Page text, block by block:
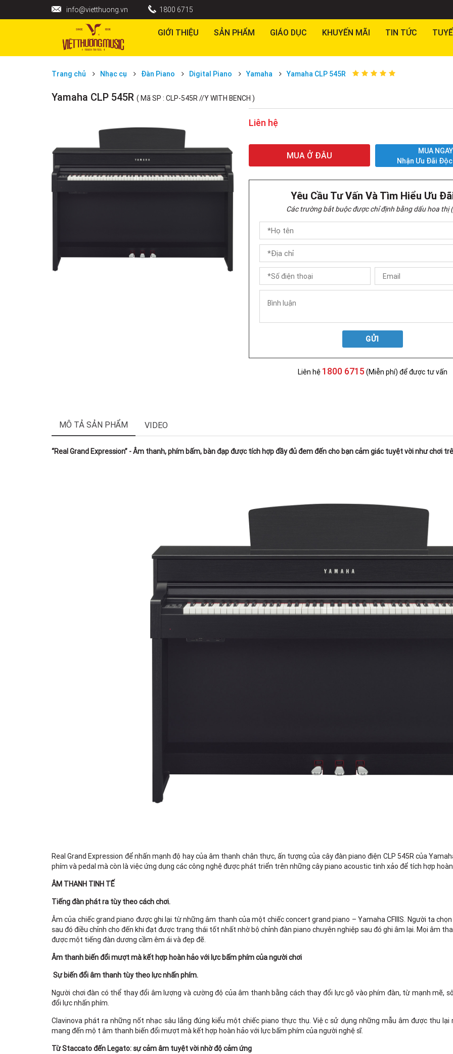
info@vietthuong.vn 1800 6715
GIỚI THIỆU SẢN PHẨM GIÁO DỤC KHUYẾN MÃI TIN TỨC
Trang chủ Nhạc cụ Đàn Piano Digital Piano Yamaha Yamaha CLP 545R
Yamaha CLP 545R ( Mã SP : CLP-545R //Y WITH BENCH )
Liên hệ
MUA Ở ĐÂU
MUA NGAY
Nhận Ưu Đãi Độc
Yêu Cầu Tư Vấn Và Tìm Hiểu Ưu
Các trường bắt buộc được chỉ định bằng dấu hoa thị
GỬI
Liên hệ 1800 6715 (Miễn phí) để được tư vấn
MÔ TẢ SẢN PHẨM VIDEO
“Real Grand Expression” - Âm thanh, phím bấm, bàn đạp được tích hợp đầy đủ đem đến cho bạn cảm giác tuyệt vời như chơi
Real Grand Expression để nhấn mạnh độ hay của âm thanh chân thực, ấn tượng của cây đàn piano điện CLP 545R của
phím và pedal mà còn là việc ứng dụng các công nghệ được phát triển trên những cây piano acoustic tinh xảo để tích hợp
ÂM THANH TINH TẾ
Tiếng đàn phát ra tùy theo cách chơi.
Âm của chiếc grand piano được ghi lại từ những âm thanh của một chiếc concert grand piano – Yamaha CFIIIS. Người ta
sau đó điều chỉnh cho đến khi đạt được trạng thái tốt nhất nhờ bộ chỉnh đàn piano chuyên nghiệp sau đó ghi âm lại. Mọi âm
được một tiếng đàn dương cầm êm ái và đẹp đẽ.
Âm thanh biến đổi mượt mà kết hợp hoàn hảo với lực bấm phím của người chơi
Sự biến đổi âm thanh tùy theo lực nhấn phím.
Người chơi đàn có thể thay đổi âm lượng và cường độ của âm thanh bằng cách thay đổi lực gõ vào phím đàn, từ mạnh mẽ,
đổi lực nhấn phím.
Clavinova phát ra những nốt nhạc sâu lắng đúng kiểu một chiếc piano thực thụ. Việc sử dụng những mẫu âm được thu
mang đến một âm thanh biến đổi mượt mà kết hợp hoàn hảo với lực bấm phím của người nghệ sĩ.
Từ Staccato đến Legato: sự cảm âm tuyệt vời nhờ độ cảm ứng